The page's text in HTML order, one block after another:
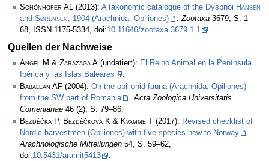
Schönhofer AL (2013): A taxonomic catalogue of the Dyspnoi Hansen
and Sørensen , 1904 (Arachnida: Opiliones) Zootaxa 3679, S. 1–
68, ISSN 1175-5334, doi:10.11646/zootaxa.3679.1.1
Quellen der Nachweise
Angel M & Zarazaga A (undatiert): El Reino Animal en la Península
Ibérica y las Islas Baleares
.
Babalean AF (2004): On the opilionid fauna (Arachnida, Opiliones)
from the SW part of Romania
.Acta Zoologica Universitatis
Comenianae 46 (2), S. 79–86.
Bezděčka P, Bezděčková K & Kvamme T
(2017): Revised checklist of
Nordic harvestmen (Opiliones) with five species new to Norway
.
Arachnologische Mitteilungen 54, S. 59–62,
doi:10.5431/aramit5413
.